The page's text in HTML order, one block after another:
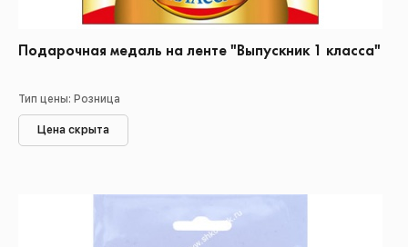
Подарочная медаль на ленте "Выпускник 1 класса"
Тип цены: Розница
Цена скрыта